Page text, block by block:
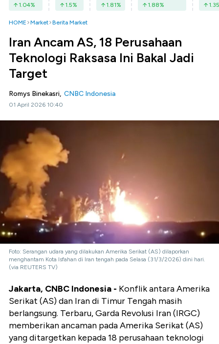
1.04% 1.5% 1.81% 1.88% 1.35
HOME Market Berita Market
Iran Ancam AS, 18 Perusahaan
Teknologi Raksasa Ini Bakal Jadi
Target
Romys Binekasri, CNBC Indonesia
01 April 2026 10:40
Foto: Serangan udara yang dilakukan Amerika Serikat (AS) dilaporkan
menghantam Kota Isfahan di Iran tengah pada Selasa (31/3/2026) dini hari.
(via REUTERS TV)
Jakarta, CNBC Indonesia - Konflik antara Amerika
Serikat (AS) dan Iran di Timur Tengah masih
berlangsung. Terbaru, Garda Revolusi Iran (IRGC)
memberikan ancaman pada Amerika Serikat (AS)
yang ditargetkan kepada 18 perusahaan teknologi